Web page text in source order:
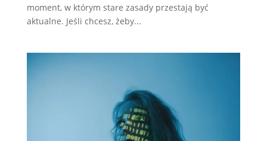
moment, w którym stare zasady przestają być
aktualne. Jeśli chcesz, żeby...